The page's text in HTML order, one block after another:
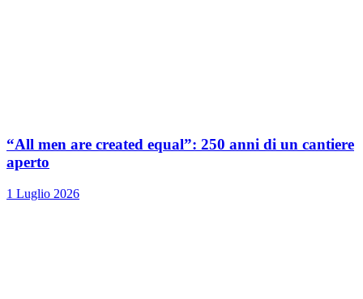
“All men are created equal”: 250 anni di un cantiere
aperto
1 Luglio 2026